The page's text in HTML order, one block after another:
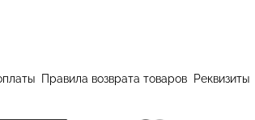
Правила возврата товаров Реквизиты